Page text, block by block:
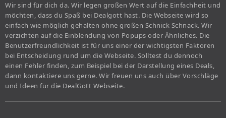
Wir sind für dich da. Wir legen großen Wert auf die Einfachheit und
möchten, dass du Spaß bei Dealgott hast. Die Webseite wird so
einfach wie möglich gehalten ohne großen Schnick Schnack. Wir
verzichten auf die Einblendung von Popups oder Ähnliches. Die
Benutzerfreundlichkeit ist für uns einer der wichtigsten Faktoren
bei Entscheidung rund um die Webseite. Solltest du dennoch
einen Fehler finden, zum Beispiel bei der Darstellung eines Deals,
dann kontaktiere uns gerne. Wir freuen uns auch über Vorschläge
und Ideen für die DealGott Webseite.